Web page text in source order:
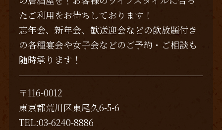
たご利用をお待ちしております！
忘年会、新年会、歓送迎会などの飲放題付き
の各種宴会や女子会などのご予約・ご相談も
随時承ります！
〒116-0012
東京都荒川区東尾久6-5-6
TEL:03-6240-8886